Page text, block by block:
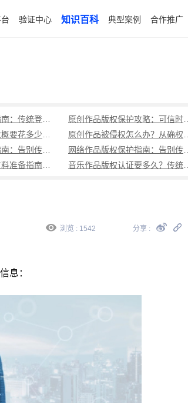
验证中心 知识百科 典型案例 合作推广
浏览 : 1542 分享 :
息：